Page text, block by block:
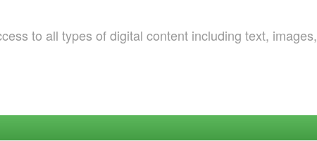
to all types of digital content including text, images,